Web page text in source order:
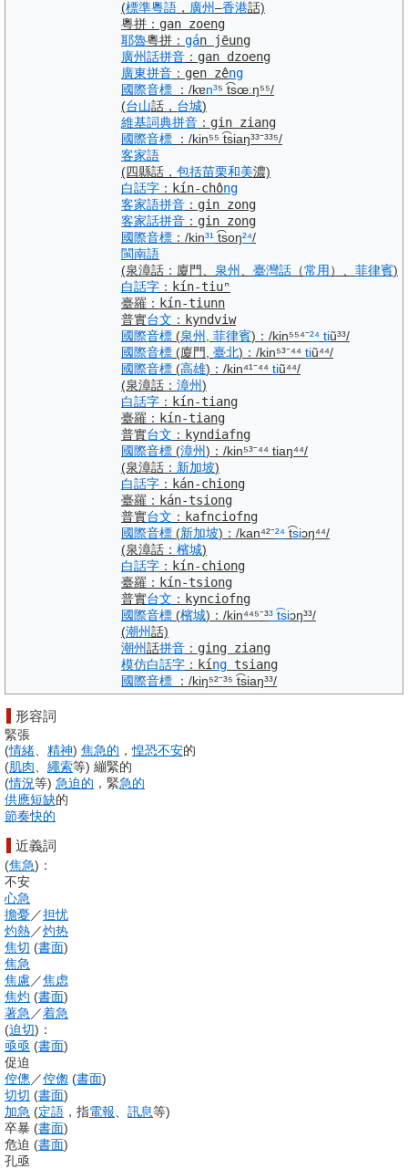
(標準粵語 ， 廣州–香港話)
粵拼 ： gan zoeng
耶魯粵拼 ： gán jēung
廣州話拼音 ： gan dzoeng
廣東拼音 ： gen zêng
國際音標
： /kɐn³⁵ t͡sœːŋ⁵⁵/
(台山話， 台城)
維基詞典拼音 ： gin ziang
國際音標
： /kin⁵⁵ t͡siaŋ³³⁻³³⁵/
客家語
(四縣話， 包括苗栗和美濃)
白話字 ： kín-chông
客家語拼音 ： gin zong
客家話拼音 ： gin zong
國際音標 ： /kin³¹t͡soŋ²⁴/
閩南語
(泉漳話：廈門、 泉州 臺灣話 （常用 ）、 菲律賓)
白話字 ： kín-tiuⁿ
臺羅 ： kín-tiunn
普實台文 ： kyndviw
國際音標 (泉州 菲律賓) ： /kin⁵⁵⁴⁻²⁴ tiũ³³/
國際音標 (廈門, 臺北) ： /kin⁵³⁻⁴⁴ tiũ⁴⁴/
國際音標 (高雄) ： /kin⁴¹⁻⁴⁴ tiũ⁴⁴/
(泉漳話： 漳州)
白話字 ： kín-tiang
臺羅 ： kín-tiang
普實台文 ： kyndiafng
國際音標 (漳州) ： /kin⁵³⁻⁴⁴ tiaŋ⁴⁴/
(泉漳話： 新加坡)
白話字 ： kán-chiong
臺羅 ： kán-tsiong
普實台文 ： kafnciofng
國際音標 (新加坡) ： /kan⁴²⁻²⁴t͡siɔŋ⁴⁴/
(泉漳話： 檳城)
白話字 ： kín-chiong
臺羅 ： kín-tsiong
普實台文 ： kynciofng
國際音標 (檳城) ： /kin⁴⁴⁵⁻³³ tsiɔŋ³³/
(潮州話)
潮州話拼音 ： ging ziang
模仿白話字 ： kíng tsiang
國際音標
： /kiŋ⁵²⁻³⁵ t͡siaŋ³³/
形容詞
緊張
(情緒 精神) 焦急的 ，惶恐不安的
(肌肉 繩索等) 繃緊的
(情況等) 急迫的 ，緊急的
供應短缺的
節奏快的
近義詞
(焦急) ：
不安
心急
擔憂／担忧
灼熱／灼热
焦切 (書面)
焦急
焦慮／焦虑
焦灼 (書面)
著急 ／着急
(迫切) ：
亟亟 (書面)
促迫
倥傯／倥偬 (書面)
切切 (書面)
加急 (定語 ，指電報 訊息等)
卒暴 (書面)
危迫 (書面)
孔亟